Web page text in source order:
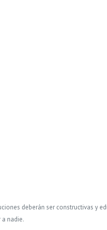
deberán ser constructivas y
nadie.